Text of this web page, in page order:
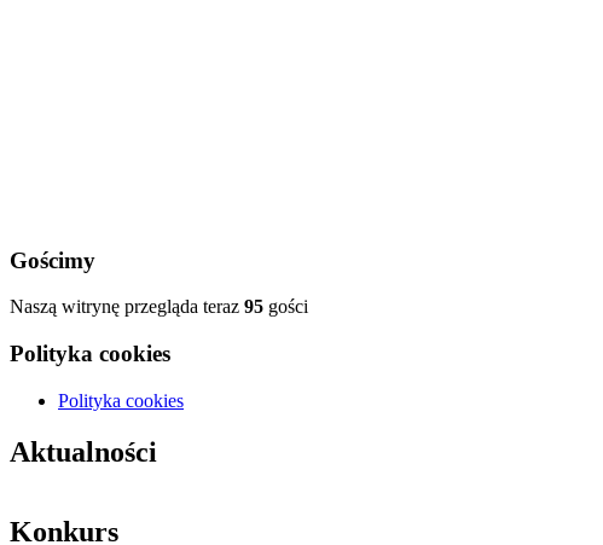
Gościmy
Naszą witrynę przegląda teraz 95 gości
Polityka cookies
Polityka cookies
Aktualności
Konkurs